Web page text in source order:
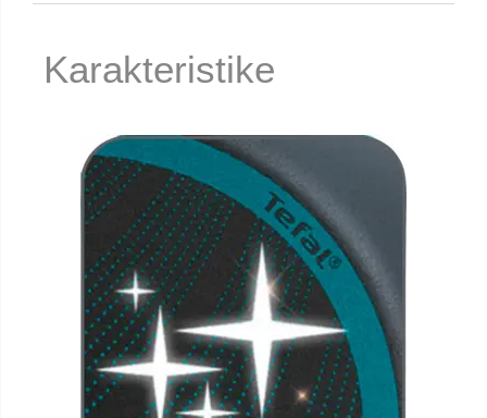
Karakteristike